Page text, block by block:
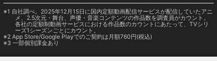
1 自社調べ。2025年12月15日に国内定額動画配信サービスが配信していたアニ
メ、2.5次元・舞台、声優・音楽コンテンツの作品数を調査員がカウント。
各社の定額制動画サービスにおける作品数のカウントにあたって、TVシリ
ーズ1シーズンごとにカウント。
2 App Store/Google Playでのご契約は月額760円(税込)
3 一部個別課金あり